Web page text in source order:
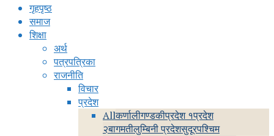
गृहपृष्ठ
समाज
शिक्षा
अर्थ
पत्रपत्रिका
राजनीति
विचार
प्रदेश
Allकर्णालीगण्डकीप्रदेश १प्रदेश
२बागमतीलुम्बिनी प्रदेशसुदूरपश्चिम